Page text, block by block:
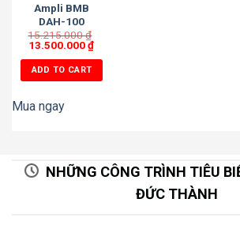
Ampli BMB
DAH-100
15.215.000₫
13.500.000₫
ADD TO CART
Mua ngay
NHỮNG CÔNG TRÌNH TIÊU
ĐỨC THÀNH